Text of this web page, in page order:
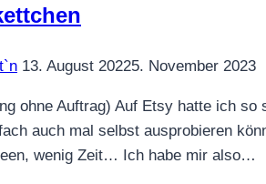
13. August 20225. November 2023
ohne Auftrag) Auf Etsy hatte ich
auch mal selbst ausprobieren
wenig Zeit… Ich habe mir also…